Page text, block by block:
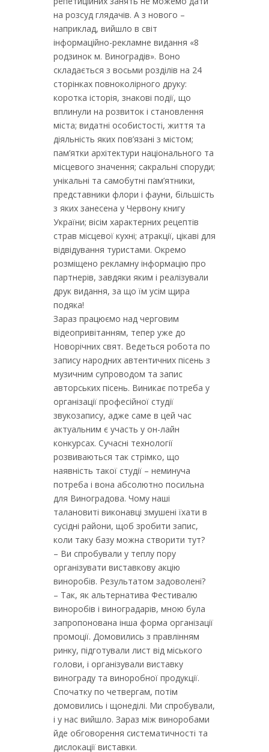
на розсуд глядачів. А з нового –
наприклад, вийшло в світ
інформаційно-рекламне видання «8
родзинок м. Виноградів». Воно
складається з восьми розділів на 24
сторінках повноколірного друку:
коротка історія, знакові події, що
вплинули на розвиток і становлення
міста; видатні особистості, життя та
діяльність яких пов’язані з містом;
пам’ятки архітектури національного та
місцевого значення; сакральні споруди;
унікальні та самобутні пам’ятники,
представники флори і фауни, більшість
з яких занесена у Червону книгу
України; вісім характерних рецептів
страв місцевої кухні; атракції, цікаві для
відвідування туристами. Окремо
розміщено рекламну інформацію про
партнерів, завдяки яким і реалізували
друк видання, за що їм усім щира
подяка!
Зараз працюємо над черговим
відеопривітанням, тепер уже до
Новорічних свят. Ведеться робота по
запису народних автентичних пісень з
музичним супроводом та запис
авторських пісень. Виникає потреба у
організації професійної студії
звукозапису, адже саме в цей час
актуальним є участь у он-лайн
конкурсах. Сучасні технології
розвиваються так стрімко, що
наявність такої студії – неминуча
потреба і вона абсолютно посильна
для Виноградова. Чому наші
талановиті виконавці змушені їхати в
сусідні райони, щоб зробити запис,
коли таку базу можна створити тут?
– Ви спробували у теплу пору
організувати виставкову акцію
виноробів. Результатом задоволені?
– Так, як альтернатива Фестивалю
виноробів і виноградарів, мною була
запропонована інша форма організації
промоції. Домовились з правлінням
ринку, підготували лист від міського
голови, і організували виставку
винограду та виноробної продукції.
Спочатку по четвергам, потім
домовились і щонеділі. Ми спробували,
і у нас вийшло. Зараз між виноробами
йде обговорення систематичності та
дислокації виставки.